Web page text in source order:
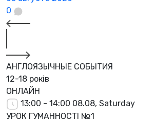
0
АНГЛОЯЗЫЧНЫЕ СОБЫТИЯ
12-18 років
ОНЛАЙН
13:00 - 14:00 08.08, Saturday
УРОК ГУМАННОСТІ №1